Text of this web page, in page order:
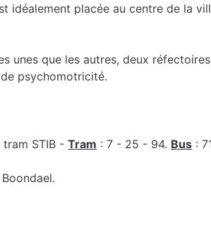
idéalement placée au centre de la
unes que les autres, deux
psychomotricité.
tram STIB -Tram : 7 - 25 - 94. Bus :